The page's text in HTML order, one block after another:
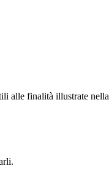
alle finalità illustrate nella